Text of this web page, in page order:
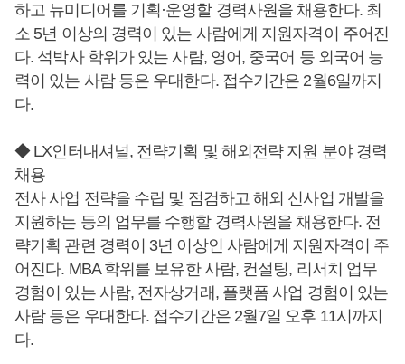
하고 뉴미디어를 기획·운영할 경력사원을 채용한다. 최
소 5년 이상의 경력이 있는 사람에게 지원자격이 주어진
다. 석박사 학위가 있는 사람, 영어, 중국어 등 외국어 능
력이 있는 사람 등은 우대한다. 접수기간은 2월6일까지
다.
◆ LX인터내셔널, 전략기획 및 해외전략 지원 분야 경력
채용
전사 사업 전략을 수립 및 점검하고 해외 신사업 개발을
지원하는 등의 업무를 수행할 경력사원을 채용한다. 전
략기획 관련 경력이 3년 이상인 사람에게 지원자격이 주
어진다. MBA 학위를 보유한 사람, 컨설팅, 리서치 업무
경험이 있는 사람, 전자상거래, 플랫폼 사업 경험이 있는
사람 등은 우대한다. 접수기간은 2월7일 오후 11시까지
다.